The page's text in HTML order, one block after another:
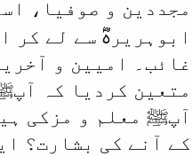
مجددین و صوفیا،
ابوہریرہؓ سے لے کر
غائب۔ امیین و
متعین کردیا کہ
آپﷺ معلم و مزکی
کے آنے کی بشارت؟